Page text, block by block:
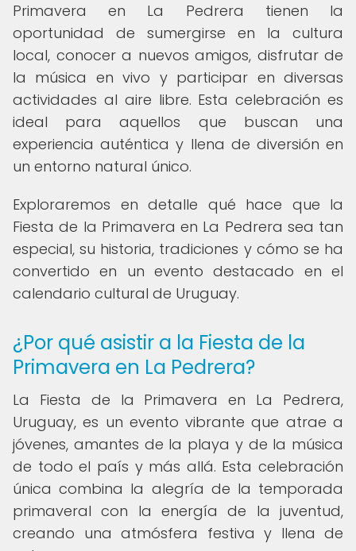
Primavera en La Pedrera tienen la
oportunidad de sumergirse en la cultura
local, conocer a nuevos amigos, disfrutar de
la música en vivo y participar en diversas
actividades al aire libre. Esta celebración es
ideal para aquellos que buscan una
experiencia auténtica y llena de diversión en
un entorno natural único.
Exploraremos en detalle qué hace que la
Fiesta de la Primavera en La Pedrera sea tan
especial, su historia, tradiciones y cómo se ha
convertido en un evento destacado en el
calendario cultural de Uruguay.
¿Por qué asistir a la Fiesta de la
Primavera en La Pedrera?
La Fiesta de la Primavera en La Pedrera,
Uruguay, es un evento vibrante que atrae a
jóvenes, amantes de la playa y de la música
de todo el país y más allá. Esta celebración
única combina la alegría de la temporada
primaveral con la energía de la juventud,
creando una atmósfera festiva y llena de